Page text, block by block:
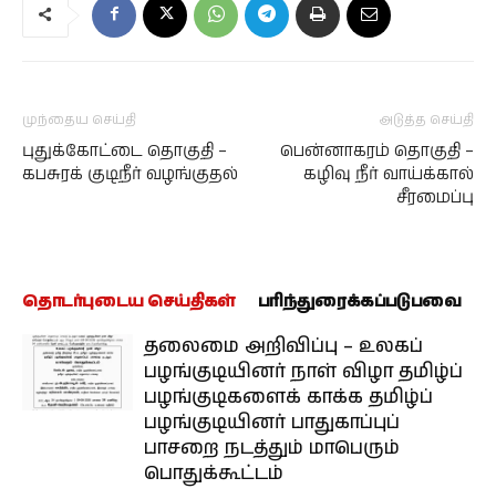
முந்தைய செய்தி
புதுக்கோட்டை தொகுதி –
கபசுரக் குடிநீர் வழங்குதல்
அடுத்த செய்தி
பென்னாகரம் தொகுதி –
கழிவு நீர் வாய்க்கால்
சீரமைப்பு
தொடர்புடைய செய்திகள் பரிந்துரைக்கப்படுபவை
தலைமை அறிவிப்பு – உலகப்
பழங்குடியினர் நாள் விழா தமிழ்ப்
பழங்குடிகளைக் காக்க தமிழ்ப்
பழங்குடியினர் பாதுகாப்புப்
பாசறை நடத்தும் மாபெரும்
பொதுக்கூட்டம்